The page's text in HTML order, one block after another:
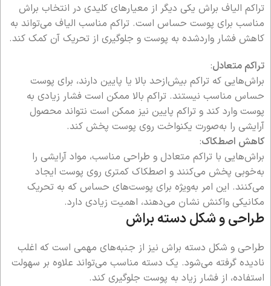
تراکم الیاف براش یکی دیگر از معیارهای کلیدی در انتخاب براش
مناسب برای پوست حساس است. تراکم مناسب الیاف می‌تواند به
کاهش فشار واردشده به پوست و جلوگیری از تحریک آن کمک کند.
تراکم متعادل:
براش‌هایی که تراکم بیش‌ازحد بالا یا پایین دارند، برای پوست
حساس مناسب نیستند. تراکم بالا ممکن است فشار زیادی به
پوست وارد کند و تراکم پایین نیز ممکن است نتواند محصول
آرایشی را به‌صورت یکنواخت روی پوست پخش کند.
کاهش اصطکاک:
براش‌هایی با تراکم متعادل و طراحی مناسب، مواد آرایشی را
به‌خوبی پخش می‌کنند و اصطکاک کمتری روی پوست ایجاد
می‌کنند. این امر به‌ویژه برای پوست‌های حساس که به تحریک
مکانیکی واکنش نشان می‌دهند، اهمیت زیادی دارد.
طراحی و شکل دسته براش
طراحی و شکل دسته براش نیز از جنبه‌های مهمی است که اغلب
نادیده گرفته می‌شود. یک دسته مناسب می‌تواند علاوه بر سهولت
استفاده، از فشار زیاد به پوست جلوگیری کند.